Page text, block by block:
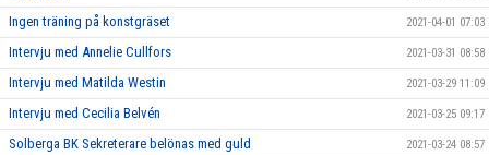
Ingen träning på konstgräset 2021-04-01 07:03
Intervju med Annelie Cullfors 2021-03-31 08:58
Intervju med Matilda Westin 2021-03-29 11:09
Intervju med Cecilia Belvén 2021-03-25 09:17
Solberga BK Sekreterare belönas med guld 2021-03-24 08:57